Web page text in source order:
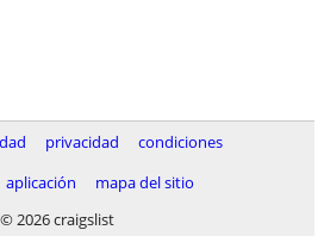
privacidad
condiciones
aplicación
mapa del sitio
© 2026 craigslist